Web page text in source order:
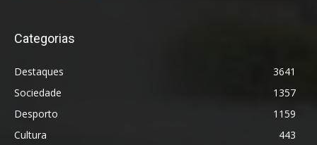
Categorias
Destaques
3641
Sociedade
1357
Desporto
1159
Cultura
443